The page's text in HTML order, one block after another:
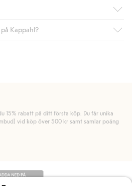
har du alltid gratis frakt till butik
och identifierats som medlem.
Kappahl?
men även andra betalningssätt.
15% rabatt på ditt första köp. Du får unika
vid köp över 500 kr samt samlar poäng